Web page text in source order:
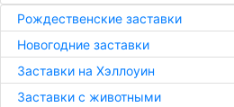
Рождественские заставки
Новогодние заставки
Заставки на Хэллоуин
Заставки с животными